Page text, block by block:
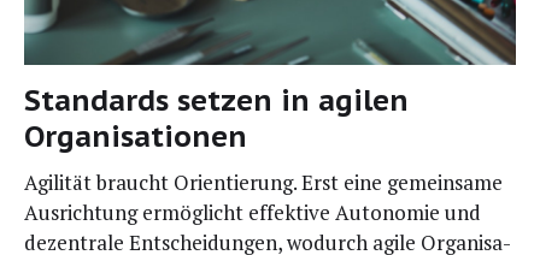
Standards setzen in agilen
Organisationen
Agili­tät braucht Ori­en­tie­rung. Erst eine gemein­sa­me
Aus­rich­tung ermög­licht effek­ti­ve Auto­no­mie und
dezen­tra­le Ent­schei­dun­gen, wodurch agi­le Orga­ni­sa­